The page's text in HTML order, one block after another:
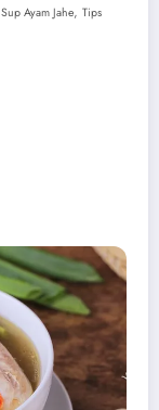
Sup Ayam Jahe, Tips